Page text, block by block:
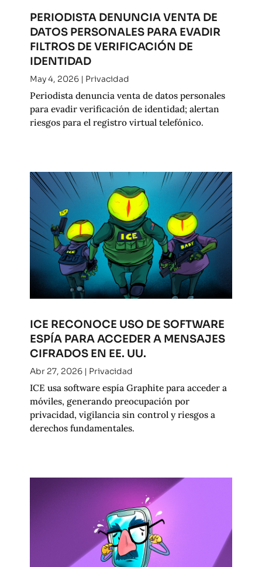
PERIODISTA DENUNCIA VENTA DE
DATOS PERSONALES PARA EVADIR
FILTROS DE VERIFICACIÓN DE
IDENTIDAD
May 4, 2026| Privacidad
Periodista denuncia venta de datos personales
para evadir verificación de identidad; alertan
riesgos para el registro virtual telefónico.
ICE RECONOCE USO DE SOFTWARE
ESPÍA PARA ACCEDER A MENSAJES
CIFRADOS EN EE. UU.
Abr 27, 2026| Privacidad
ICE usa software espía Graphite para acceder a
móviles, generando preocupación por
privacidad, vigilancia sin control y riesgos a
derechos fundamentales.